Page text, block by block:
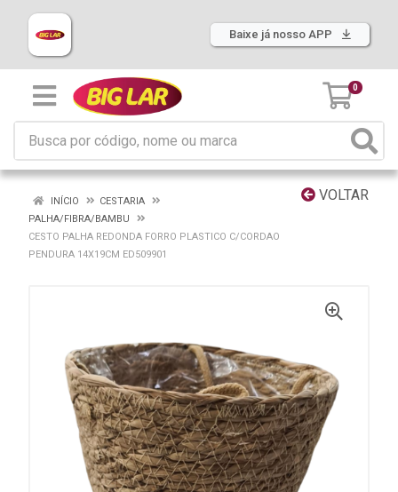
Baixe já nosso APP
0
VOLTAR
INÍCIO
CESTARIA
PALHA/FIBRA/BAMBU
CESTO PALHA REDONDA FORRO PLASTICO C/CORDAO
PENDURA 14X19CM ED509901